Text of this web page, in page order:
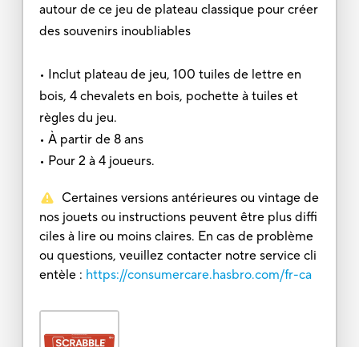
autour de ce jeu de plateau classique pour créer
des souvenirs inoubliables
• Inclut plateau de jeu, 100 tuiles de lettre en
bois, 4 chevalets en bois, pochette à tuiles et
règles du jeu.
• À partir de 8 ans
• Pour 2 à 4 joueurs.
Certaines versions antérieures ou vintage de
nos jouets ou instructions peuvent être plus diffi
ciles à lire ou moins claires. En cas de problème
ou questions, veuillez contacter notre service cli
entèle : https://consumercare.hasbro.com/fr-ca